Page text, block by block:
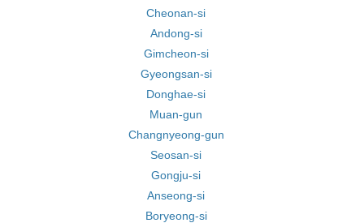
Cheonan-si
Andong-si
Gimcheon-si
Gyeongsan-si
Donghae-si
Muan-gun
Changnyeong-gun
Seosan-si
Gongju-si
Anseong-si
Boryeong-si